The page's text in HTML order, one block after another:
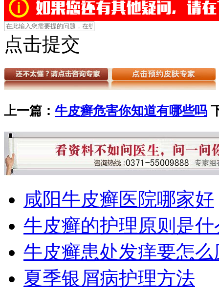
点击提交
上一篇： 牛皮癣危害你知道有哪些吗
咸阳牛皮癣医院哪家好
牛皮癣的护理原则是什
牛皮癣患处发痒要怎么
夏季银屑病护理方法